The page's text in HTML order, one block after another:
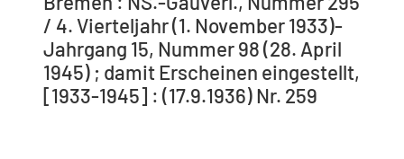
/ 4. Vierteljahr (1. November 1933)-
Jahrgang 15, Nummer 98 (28. April
1945) ; damit Erscheinen eingestellt,
[1933-1945] : (17.9.1936) Nr. 259